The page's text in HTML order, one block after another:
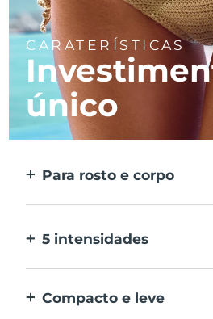
CARATERÍSTICAS
único
Para rosto e corpo
5 intensidades
Compacto e leve